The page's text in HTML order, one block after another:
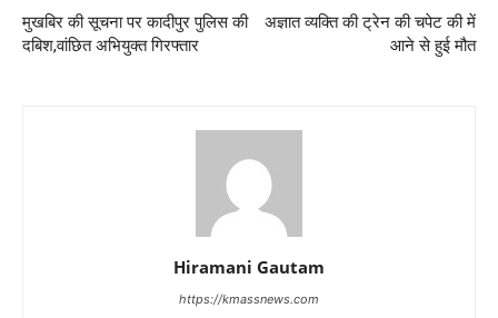
मुखबिर की सूचना पर कादीपुर पुलिस की
दबिश,वांछित अभियुक्त गिरफ्तार
अज्ञात व्यक्ति की ट्रेन की चपेट की में
आने से हुई मौत
Hiramani Gautam
https://kmassnews.com